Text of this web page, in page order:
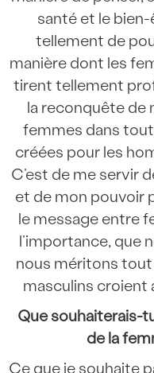
santé et le
tellement de
manière dont les
tirent tellement
la reconquête de
femmes dans
créées pour les
C’est de me servir
et de mon pouvoir
le message entre
l’importance, que
nous méritons
masculins croient
Que souhaiterais-
de la
Ce que je souhaite